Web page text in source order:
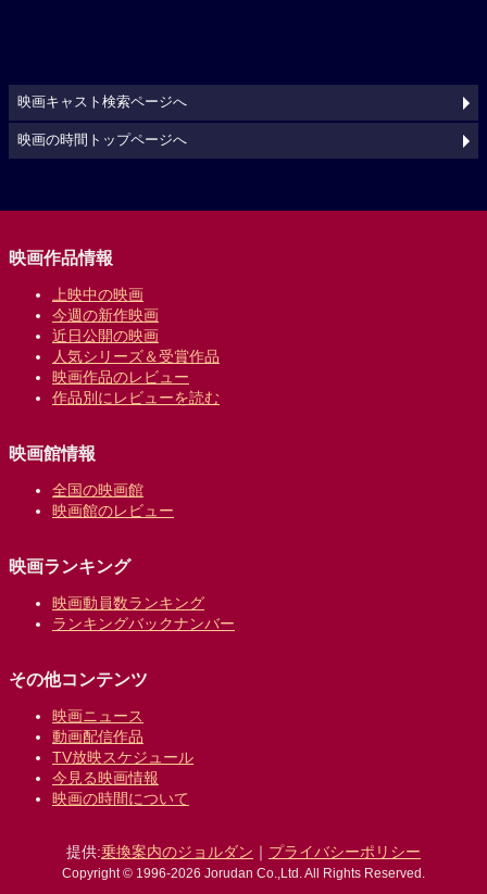
映画キャスト検索ページへ
映画の時間トップページへ
映画作品情報
上映中の映画
今週の新作映画
近日公開の映画
人気シリーズ＆受賞作品
映画作品のレビュー
作品別にレビューを読む
映画館情報
全国の映画館
映画館のレビュー
映画ランキング
映画動員数ランキング
ランキングバックナンバー
その他コンテンツ
映画ニュース
動画配信作品
TV放映スケジュール
今見る映画情報
映画の時間について
提供:乗換案内のジョルダン ｜ プライバシーポリシー
Copyright © 1996-2026 Jorudan Co.,Ltd. All Rights Reserved.